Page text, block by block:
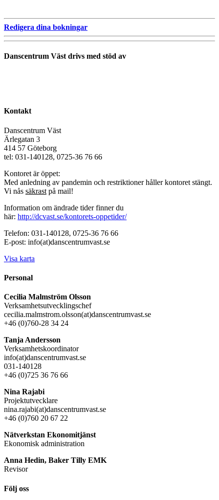
Redigera dina bokningar
Danscentrum Väst drivs med stöd av
Kontakt
Danscentrum Väst
Ärlegatan 3
414 57 Göteborg
tel: 031-140128, 0725-36 76 66
Kontoret är öppet:
Med anledning av pandemin och restriktioner håller kontoret stängt.
Vi nås säkrast på mail!
Information om ändrade tider finner du
här: http://dcvast.se/kontorets-oppetider/
Telefon: 031-140128, 0725-36 76 66
E-post: info(at)danscentrumvast.se
Visa karta
Personal
Cecilia Malmström Olsson
Verksamhetsutvecklingschef
cecilia.malmstrom.olsson(at)danscentrumvast.se
+46 (0)760-28 34 24
Tanja Andersson
Verksamhetskoordinator
info(at)danscentrumvast.se
031-140128
+46 (0)725 36 76 66
Nina Rajabi
Projektutvecklare
nina.rajabi(at)danscentrumvast.se
+46 (0)760 20 67 22
Nätverkstan Ekonomitjänst
Ekonomisk administration
Anna Hedin, Baker Tilly EMK
Revisor
Följ oss